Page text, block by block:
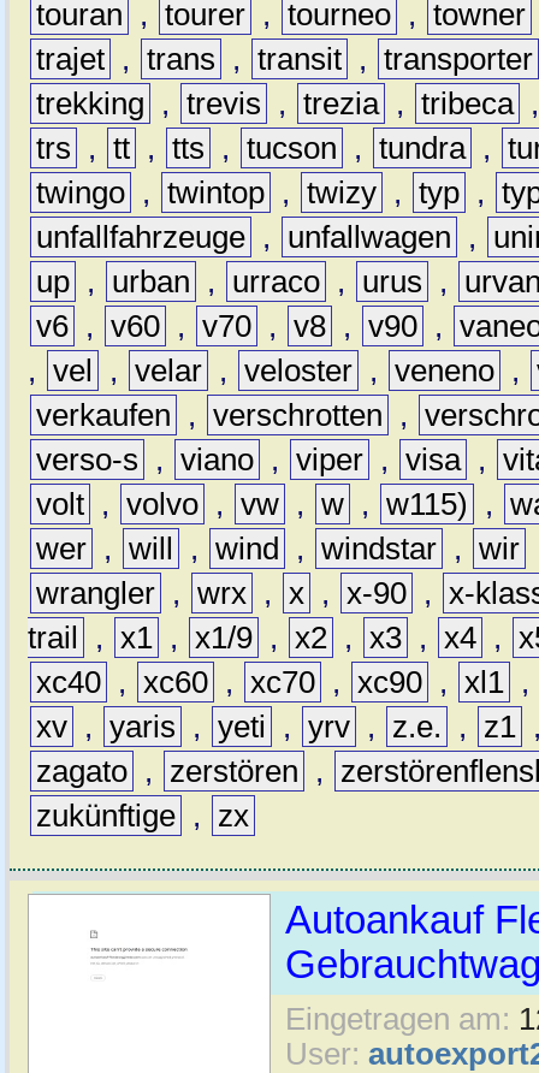
touran , tourer , tourneo , towner
trajet , trans , transit , transporter
trekking
, trevis , trezia , tribeca
trs
, tt , tts , tucson , tundra ,
twingo , twintop , twizy , typ ,
unfallfahrzeuge , unfallwagen ,
up , urban , urraco , urus ,
v6 , v60 , v70 , v8 , v90 ,
, vel , velar , veloster , veneno ,
verkaufen
, verschrotten ,
verso-s
, viano , viper , visa ,
volt , volvo , vw , w , w115) ,
wer , will , wind , windstar , wir
wrangler , wrx , x , x-90 , x-
trail
, x1 , x1/9 , x2 , x3 , x4 ,
xc40 , xc60 , xc70 , xc90 , xl1 ,
xv , yaris , yeti , yrv , z.e. , z1
zagato , zerstören ,
zukünftige , zx
Autoankauf
Eingetragen am:
User: